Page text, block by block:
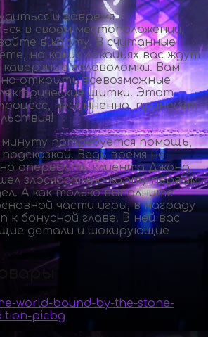
и вовремя
в своем местоположении,
в карту. В считанные
на каких локациях вас ждут
головоломки. Вам
открыть всевозможные
щитки. Этот
несомненно, принесет
потребуется помощь,
Ведь время не
опередить клиента Джона,
злосчастную карту первым
А как только выполните
части игры, в награду
к бонусной главе. В ней вас
детали и шокирующие